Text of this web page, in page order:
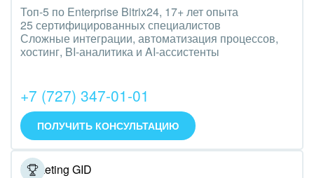
Медицина и фармацевтика
Металлургия
Нефть, газ
Оборудование, техника
Полиграфия
Топ-5 по Enterprise Bitrix24, 17+ лет опыта
25 сертифицированных специалистов
Сложные интеграции, автоматизация процессов,
хостинг, BI-аналитика и AI-ассистенты
+7 (727) 347-01-01
ПОЛУЧИТЬ КОНСУЛЬТАЦИЮ
Marketing GID